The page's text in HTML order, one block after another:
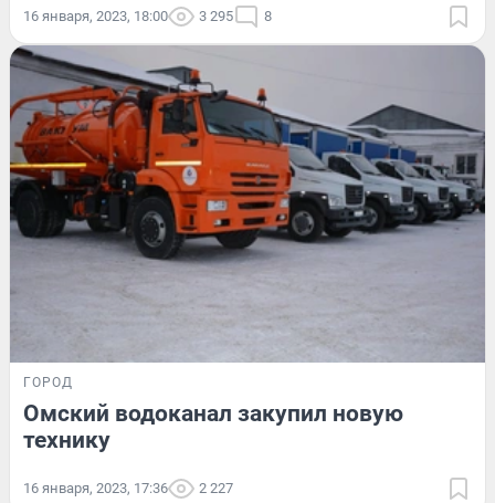
16 января, 2023, 18:00 3 295 8
ГОРОД
Омский водоканал закупил новую
технику
16 января, 2023, 17:36 2 227